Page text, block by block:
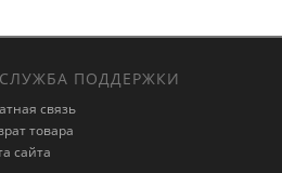
СЛУЖБА ПОДДЕРЖКИ
связь
товара
сайта